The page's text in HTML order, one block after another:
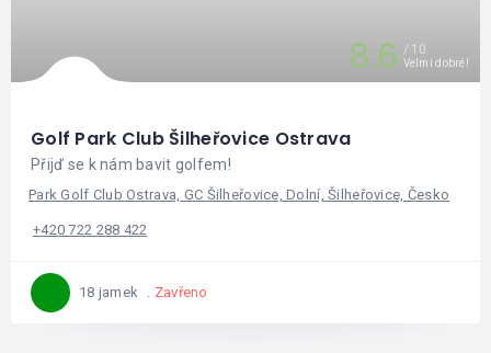
8.6 10
Velmi dobré!
Golf Park Club Šilheřovice Ostrava
Přijď se k nám bavit golfem!
Park Golf Club Ostrava, GC Šilheřovice, Dolní, Šilheřovice, Česko
+420 722 288 422
18 jamek Zavřeno